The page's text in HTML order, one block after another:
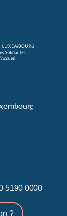
5190 0000
?